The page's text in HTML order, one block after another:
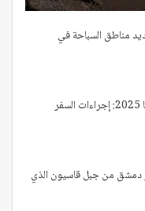
مناطق السباحة في
متطلبات الدخول إلى سوريا 2025: إجراءات السفر
دمشق من جبل قاسيون الذي